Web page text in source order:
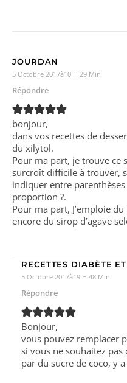
JOURDAN
5 Octobre 2017à10 H 29 Min
Répondre
bonjour,
dans vos recettes de
du xilytol.
Pour ma part, je trouve ce
surcroît difficile à trouver,
indiquer entre
proportion ?.
Pour ma part, J’emploie
encore du sirop d’agave
RECETTES DIABÈTE
5 Octobre 2017à19 H 48 Min
Répondre
Bonjour,
vous pouvez remplacer
si vous ne souhaitez pas
par du sucre de coco, y